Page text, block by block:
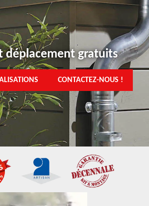
déplacement gratuits
CONTACTEZ-NOUS !